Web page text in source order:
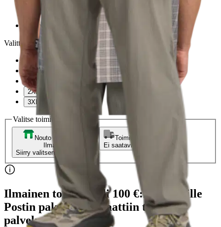
phantom checks
Valittu koko:
XL
2XL
3XL
Valitse toimitustapa
Nouto myymälästä
Ilmainen
Siirry valitsemaan myymälä
Toimitus
Ei saatavilla
Ilmainen toimitus yli 100 €:n tilauksille
Postin pakettiautomaattiin tai
palvelupisteeseen!